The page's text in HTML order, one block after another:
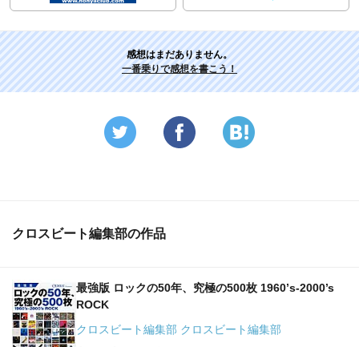
感想はまだありません。
一番乗りで感想を書こう！
クロスビート編集部の作品
最強版 ロックの50年、究極の500枚 1960’s‐2000’s
ROCK
クロスビート編集部 クロスビート編集部